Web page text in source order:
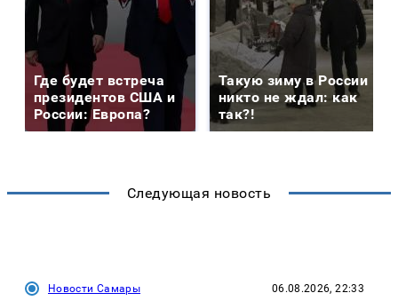
Где будет встреча
президентов США и
России: Европа?
Такую зиму в России
никто не ждал: как
так?!
Следующая новость
Новости Самары 06.08.2026, 22:33